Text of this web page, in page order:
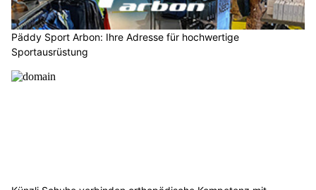
Päddy Sport Arbon: Ihre Adresse für hochwertige
Sportausrüstung